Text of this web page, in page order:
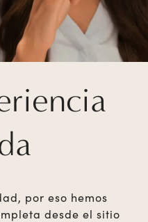
por eso hemos
desde el sitio